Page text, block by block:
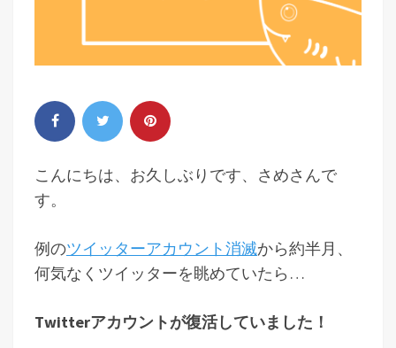
こんにちは、お久しぶりです、さめさんで
す。
例のツイッターアカウント消滅から約半月、
何気なくツイッターを眺めていたら…
Twitterアカウントが復活していました！